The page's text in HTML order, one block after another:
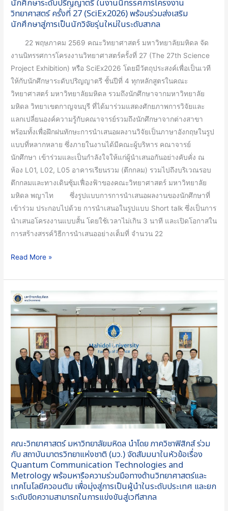
นักศึกษาระดับปริญญาตรี ในงานนิทรรศการโครงงาน
วิทยาศาสตร์ ครั้งที่ 27 (SciEx2026) พร้อมร่วมส่งเสริม
นักศึกษาสู่การเป็นนักวิจัยรุ่นใหม่ในระดับสากล
22 พฤษภาคม 2569 คณะวิทยาศาสตร์ มหาวิทยาลัยมหิดล จัด
งานนิทรรศการโครงงานวิทยาศาสตร์ครั้งที่ 27 (The 27th Science
Project Exhibition) หรือ SciEx2026 โดยมีวัตถุประสงค์เพื่อเป็นเวที
ให้กับนักศึกษาระดับปริญญาตรี ชั้นปีที่ 4 ทุกหลักสูตรในคณะ
วิทยาศาสตร์ มหาวิทยาลัยมหิดล รวมถึงนักศึกษาจากมหาวิทยาลัย
มหิดล วิทยาเขตกาญจนบุรี ที่ได้มาร่วมแสดงศักยภาพการวิจัยและ
แลกเปลี่ยนองค์ความรู้กับคณาจารย์รวมถึงนักศึกษาจากต่างสาขา
พร้อมทั้งเพื่อฝึกฝนทักษะการนำเสนอผลงานวิจัยเป็นภาษาอังกฤษในรูป
แบบที่หลากหลาย ซึ่งภายในงานได้มีคณะผู้บริหาร คณาจารย์
นักศึกษา เข้าร่วมและเป็นกำลังใจให้แก่ผู้นำเสนอกันอย่างคับคั่ง ณ
ห้อง L01, L02, L05 อาคารเรียนรวม (ตึกกลม) รวมไปถึงบริเวณรอบ
ตึกกลมและทางเดินซุ้มเฟื่องฟ้าของคณะวิทยาศาสตร์ มหาวิทยาลัย
มหิดล พญาไท ซึ่งรูปแบบการการนำเสนอผลงานของนักศึกษาที่
เข้าร่วม ประกอบไปด้วย การนำเสนอในรูปแบบ Short talk ซึ่งเป็นการ
นำเสนอโครงงานแบบสั้น โดยใช้เวลาไม่เกิน 3 นาที และเปิดโอกาสใน
การสร้างสรรค์วิธีการนำเสนออย่างเต็มที่ จำนวน 22
งาน
นิทรรศการ
ครั้ง
ระดับ
สากล
Read More »
คณะวิทยาศาสตร์ มหาวิทยาลัยมหิดล นำโดย ภาควิชาฟิสิกส์ ร่วม
กับ สถาบันมาตรวิทยาแห่งชาติ (มว.) จัดสัมมนาในหัวข้อเรื่อง
Quantum Communication Technologies and
Metrology พร้อมหารือความร่วมมือทางด้านวิทยาศาสตร์และ
เทคโนโลยีควอนตัม เพื่อมุ่งสู่การเป็นผู้นำในระดับประเทศ และยก
ระดับขีดความสามารถในการแข่งขันสู่เวทีสากล
คณะ
วิทยาศาสตร์
มหิดล
โดย
ภาค
วิชา
ฟิสิกส์
ร่วม
กับ
มาตร
วิทยา
แห่ง
ชาติ
(มว.)